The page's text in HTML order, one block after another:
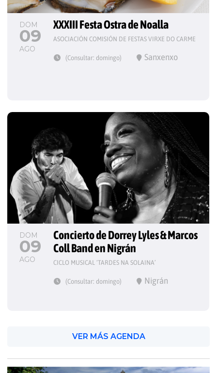
DOM
09
AGO
XXXIII Festa Ostra de Noalla
ASOCIACIÓN COMISIÓN DE FESTAS VIRXE DO CARME
(Consultar: domingo) Sanxenxo
DOM
09
AGO
Concierto de Dorrey Lyles & Marcos
Coll Band en Nigrán
CICLO MUSICAL ‘TARDES NA SOLAINA’
(Consultar: domingo) Nigrán
VER MÁS AGENDA